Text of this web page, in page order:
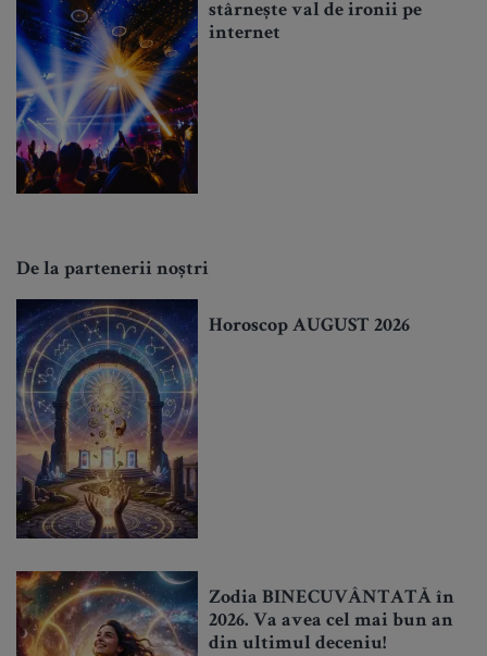
stârnește val de ironii pe
internet
De la partenerii noștri
Horoscop AUGUST 2026
Zodia BINECUVÂNTATĂ în
2026. Va avea cel mai bun an
din ultimul deceniu!